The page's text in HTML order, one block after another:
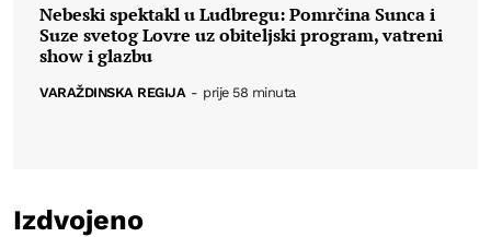
Nebeski spektakl u Ludbregu: Pomrčina Sunca i
Suze svetog Lovre uz obiteljski program, vatreni
show i glazbu
VARAŽDINSKA REGIJA - prije 58 minuta
Izdvojeno